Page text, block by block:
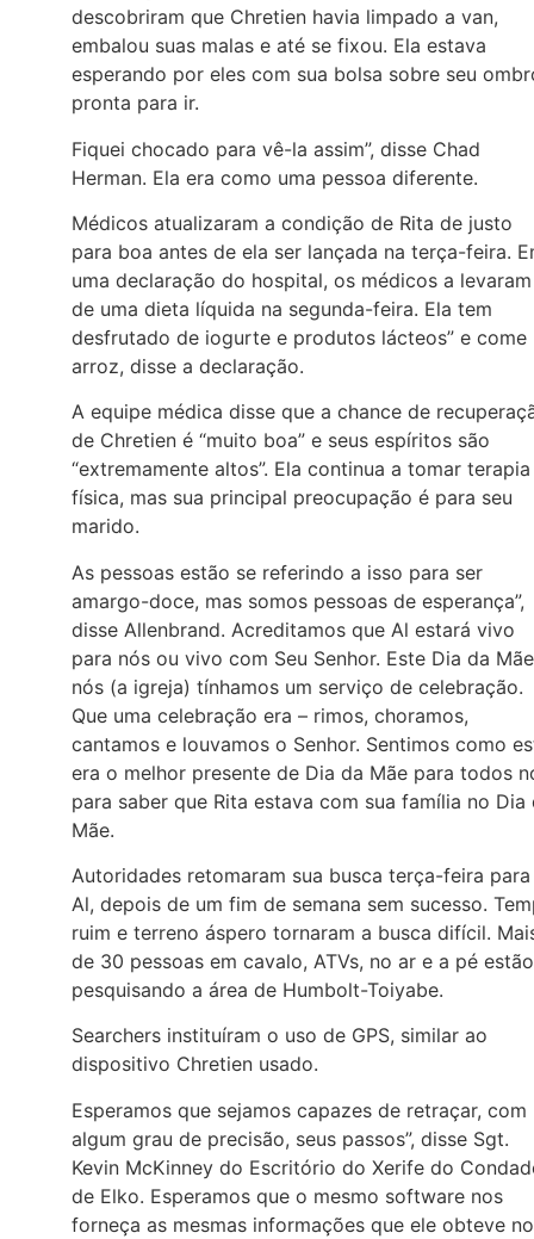
descobriram que Chretien havia limpado a van,
embalou suas malas e até se fixou. Ela estava
esperando por eles com sua bolsa sobre seu
pronta para ir.
Fiquei chocado para vê-la assim”, disse Chad
Herman. Ela era como uma pessoa diferente.
Médicos atualizaram a condição de Rita de justo
para boa antes de ela ser lançada na terça-feira.
uma declaração do hospital, os médicos a levaram
de uma dieta líquida na segunda-feira. Ela tem
desfrutado de iogurte e produtos lácteos” e come
arroz, disse a declaração.
A equipe médica disse que a chance de
de Chretien é “muito boa” e seus espíritos são
“extremamente altos”. Ela continua a tomar terapia
física, mas sua principal preocupação é para seu
marido.
As pessoas estão se referindo a isso para ser
amargo-doce, mas somos pessoas de esperança”,
disse Allenbrand. Acreditamos que Al estará vivo
para nós ou vivo com Seu Senhor. Este Dia da Mãe
nós (a igreja) tínhamos um serviço de celebração.
Que uma celebração era – rimos, choramos,
cantamos e louvamos o Senhor. Sentimos como
era o melhor presente de Dia da Mãe para todos
para saber que Rita estava com sua família no Dia
Mãe.
Autoridades retomaram sua busca terça-feira para
Al, depois de um fim de semana sem sucesso.
ruim e terreno áspero tornaram a busca difícil.
de 30 pessoas em cavalo, ATVs, no ar e a pé estão
pesquisando a área de Humbolt-Toiyabe.
Searchers instituíram o uso de GPS, similar ao
dispositivo Chretien usado.
Esperamos que sejamos capazes de retraçar, com
algum grau de precisão, seus passos”, disse Sgt.
Kevin McKinney do Escritório do Xerife do
de Elko. Esperamos que o mesmo software nos
forneça as mesmas informações que ele obteve no